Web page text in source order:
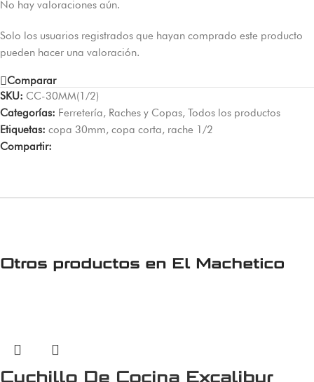
No hay valoraciones aún.
Solo los usuarios registrados que hayan comprado este producto
pueden hacer una valoración.
Comparar
SKU: CC-30MM(1/2)
Categorías: Ferretería, Raches y Copas, Todos los productos
Etiquetas: copa 30mm, copa corta, rache 1/2
Compartir:
Otros productos en El Machetico
Cuchillo De Cocina Excalibur